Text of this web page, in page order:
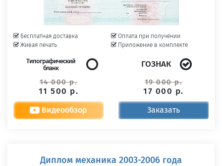
Бесплатная доставка
Живая печать
Оплата при получении
Приложение в комплекте
Типографический
бланк
14 000 р.
11 500 р.
ГОЗНАК
19 000 р.
17 000 р.
Видеообзор Заказать
Диплом механика 2003-2006 года